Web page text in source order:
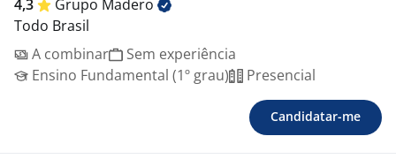
4,3 Grupo Madero
Todo Brasil
A combinar
Sem experiência
Ensino Fundamental (1º grau)
Presencial
Candidatar-me